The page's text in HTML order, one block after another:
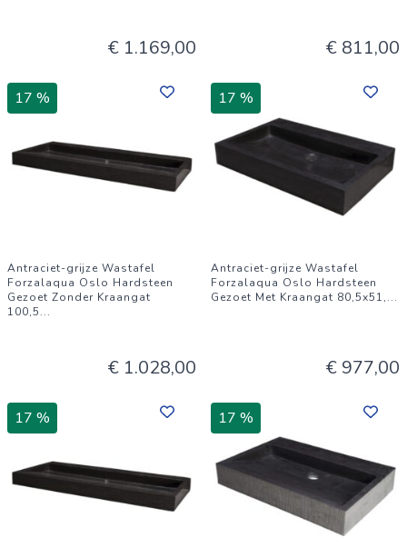
€ 1.169,00 € 811,00
17 %
Antraciet-grijze Wastafel
Forzalaqua Oslo Hardsteen
Gezoet Zonder Kraangat
100,5...
€ 1.028,00
17 %
Antraciet-grijze Wastafel
Forzalaqua Oslo Hardsteen
Gezoet Met Kraangat 80,5x51,...
€ 977,00
17 % 17 %